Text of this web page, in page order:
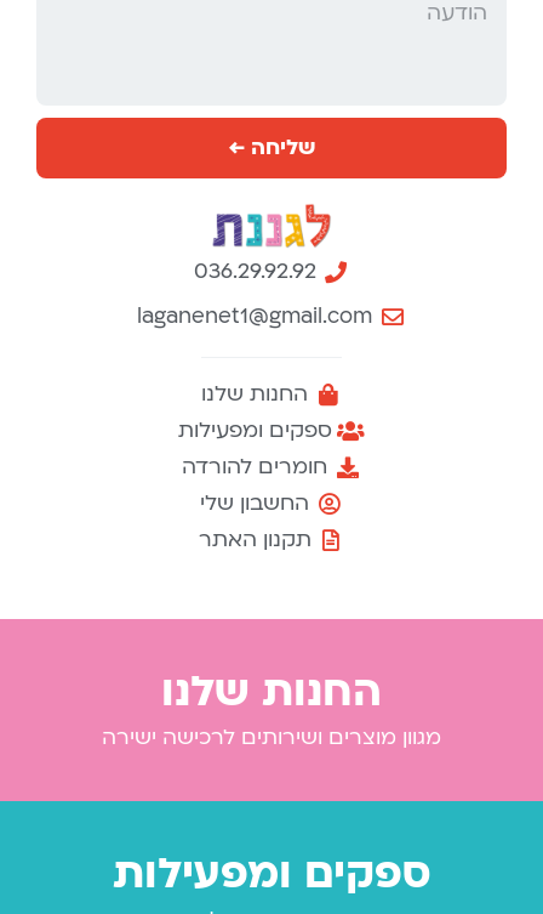
036.29.92.92
laganenet1@gmail.com
החנות שלנו
ספקים ומפעילות
חומרים להורדה
החשבון שלי
תקנון האתר
שליחה ←
החנות שלנו
מגוון מוצרים ושירותים לרכישה ישירה
ספקים ומפעילות